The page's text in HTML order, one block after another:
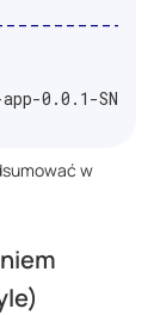
0.0.1-
---
w